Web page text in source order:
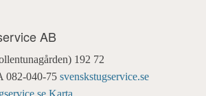
AB
192 72
082-040-75 svenskstugservice.se
Karta